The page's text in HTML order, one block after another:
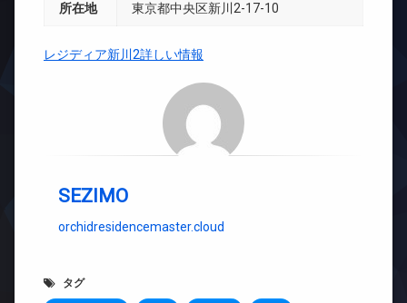
所在地 東京都中央区新川2-17-10
レジディア新川2詳しい情報
SEZIMO
orchidresidencemaster.cloud
タグ